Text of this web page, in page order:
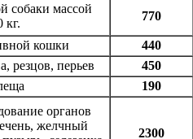
собаки массой
кг.
770
кошки
440
резцов, перьев
450
190
органов
желчный
2300